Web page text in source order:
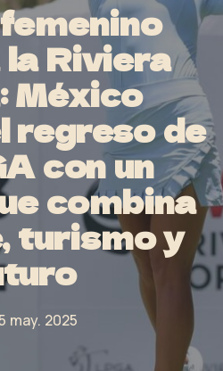
Riviera
México
regreso de
con un
combina
turismo y
may. 2025